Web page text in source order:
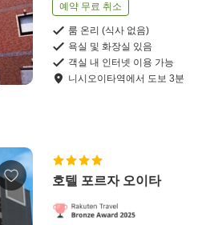
예약 무료 취소
룸 온리 (식사 없음)
욕실 및 화장실 있음
객실 내 인터넷 이용 가능
니시오이타역에서 도보 3분
호텔 포르자 오이타